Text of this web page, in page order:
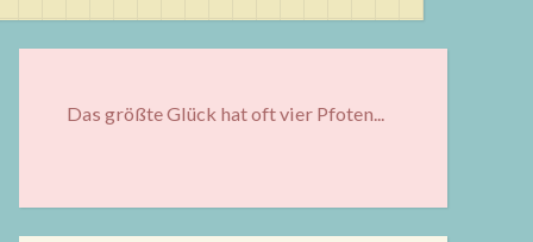
Das größte Glück hat oft vier Pfoten...